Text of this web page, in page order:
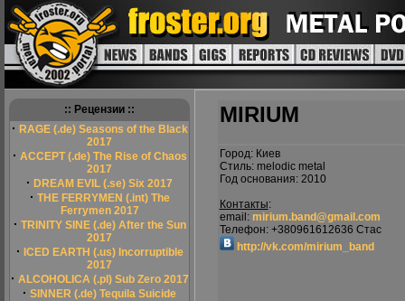
:: Рецензии ::
· RAGE (.de) Seasons of the Black
2017
· ACCEPT (.de) The Rise of Chaos
2017
· DREAM EVIL (.se) Six 2017
· THE FERRYMEN (.int) The
Ferrymen 2017
· TRINITY SINE (.de) After the Sun
2017
· ICED EARTH (.us) Incorruptible
2017
· ALCOHOLICA (.pl) Sub Zero 2017
· SINNER (.de) Tequila Suicide
MIRIUM
Город: Киев
Стиль: melodic metal
Год основания: 2010
Контакты:
email: mirium.band@gmail.com
Телефон: +380961612636 Стас
http://vk.com/mirium_band